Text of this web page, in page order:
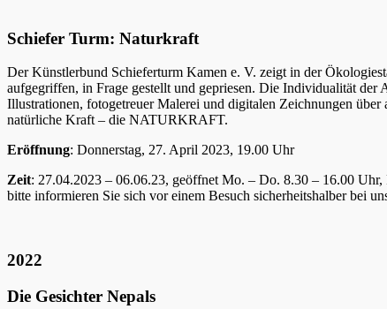
Schiefer Turm: Naturkraft
Der Künstlerbund Schieferturm Kamen e. V. zeigt in der
aufgegriffen, in Frage gestellt und gepriesen. Die Individualität
Illustrationen, fotogetreuer Malerei und digitalen Zeichnungen
natürliche Kraft – die NATURKRAFT.
Eröffnung: Donnerstag, 27. April 2023, 19.00 Uhr
Zeit: 27.04.2023 – 06.06.23, geöffnet Mo. – Do. 8.30 – 16.00
bitte informieren Sie sich vor einem Besuch sicherheitshalber bei
2022
Die Gesichter Nepals